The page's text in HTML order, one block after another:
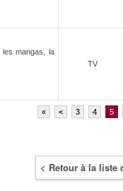
mangas, la
TV
« < 3 4 5
< Retour à la liste